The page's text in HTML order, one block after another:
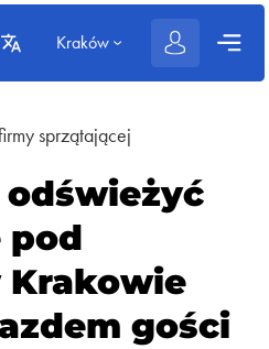
Kraków
sprzątającej
pod
Krakowie
gości